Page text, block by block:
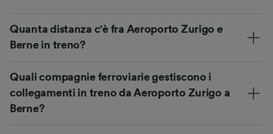
Quanta distanza c'è fra Aeroporto Zurigo e
Berne in treno?
Quali compagnie ferroviarie gestiscono i
collegamenti in treno da Aeroporto Zurigo a
Berne?